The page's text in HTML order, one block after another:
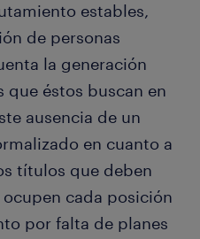
estables,
de personas
la generación
que éstos buscan en
ausencia de un
en cuanto a
títulos que deben
cada posición
por falta de planes